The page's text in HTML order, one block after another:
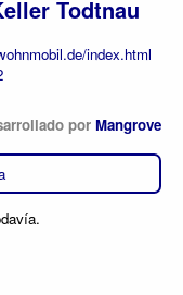
Todtnau
index.html
por Mangrove